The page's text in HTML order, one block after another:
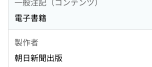
電子書籍
製作者
朝日新聞出版